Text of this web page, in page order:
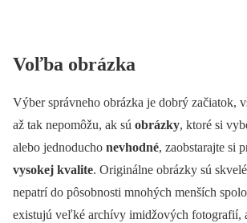
Voľba obrázka
Výber správneho obrázka je dobrý začiatok,
až tak nepomôžu, ak sú obrázky, ktoré si
alebo jednoducho nevhodné, zaobstarajte si
vysokej kvalite. Originálne obrázky sú
nepatrí do pôsobnosti mnohých menších
existujú veľké archívy imidžových fotografií,